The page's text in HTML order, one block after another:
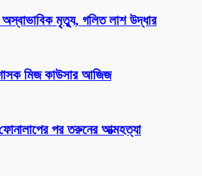
অস্বাভাবিক মৃত্যু, গলিত লাশ উদ্ধার
মিজ কাউসার আজিজ
পর তরুনের আত্মহত্যা